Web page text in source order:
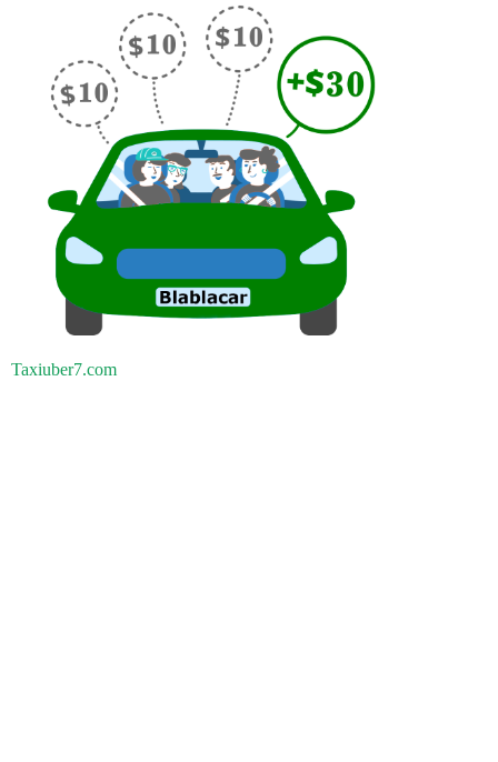
Taxiuber7.com